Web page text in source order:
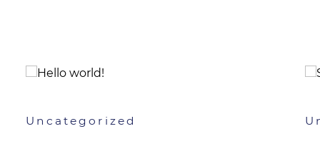
Uncategorized